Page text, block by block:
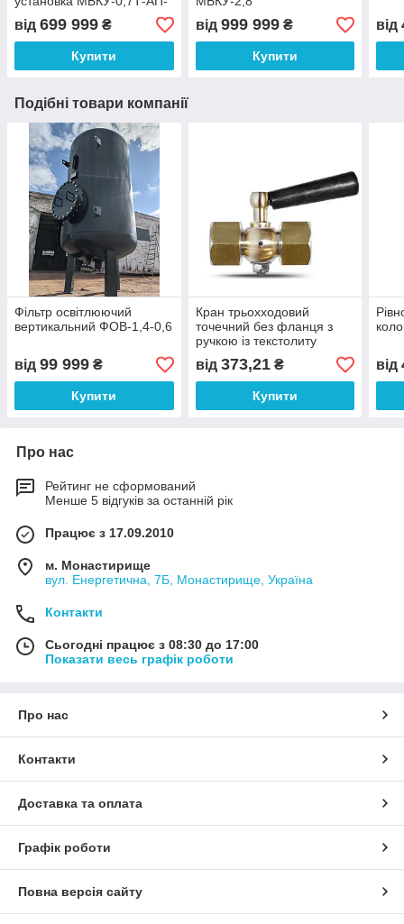
БО
від 699 999 ₴
Купити
від 999 999₴
Купити
від
Подібні товари компанії
Фільтр освітлюючий
вертикальний ФОВ-1,4-0,6
від 99 999 ₴
Купити
Кран трьохходовий
точечний без фланця з
ручкою із текстолиту
від 373,21₴
Купити
від
Про нас
Рейтинг не сформований
Менше 5 відгуків за останній рік
Працює з 17.09.2010
м. Монастирище
вул. Енергетична, 7Б, Монастирище, Україна
Контакти
Сьогодні працює з 08:30 до 17:00
Показати весь графік роботи
Про нас
Контакти
Доставка та оплата
Графік роботи
Повна версія сайту